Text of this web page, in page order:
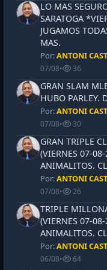
LO MAS
SARATOGA
JUGAMOS
MAS.
Por:ANTONI
07/08• 36
GRAN SLAM
HUBO PARLEY.
Por:ANTONI
07/08• 30
GRAN TRIPLE
(VIERNES 07-
ANIMALITOS.
Por:ANTONI
07/08• 26
TRIPLE
(VIERNES 07-
ANIMALITOS.
Por:ANTONI
06/08• 64